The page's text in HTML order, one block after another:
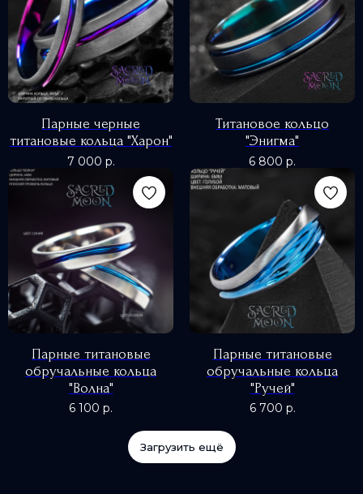
Парные черные
титановые кольца "Харон"
7 000 р.
Титановое кольцо
"Энигма"
6 800 р.
Парные титановые
обручальные кольца
"Волна"
6 100 р.
Парные титановые
обручальные кольца
"Ручей"
6 700 р.
Загрузить ещё